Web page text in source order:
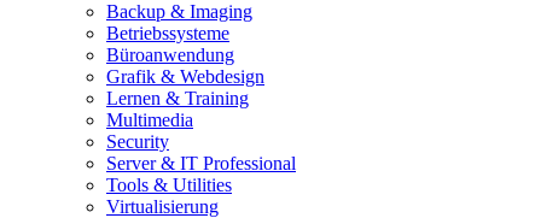
Backup & Imaging
Betriebssysteme
Büroanwendung
Grafik & Webdesign
Lernen & Training
Multimedia
Security
Server & IT Professional
Tools & Utilities
Virtualisierung